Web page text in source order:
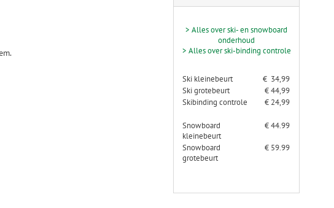
> Alles over ski- en snowboard
onderhoud
> Alles over ski-binding controle
Ski kleinebeurt
€ 34,99
Ski grotebeurt
€ 44,99
Skibinding controle
€ 24,99
Snowboard
kleinebeurt
€ 44.99
Snowboard
grotebeurt
€ 59.99